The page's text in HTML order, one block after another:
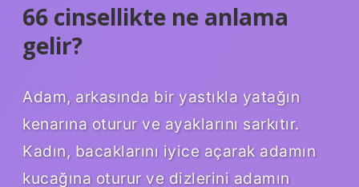
66 cinsellikte ne anlama
gelir?
Adam, arkasında bir yastıkla yatağın
kenarına oturur ve ayaklarını sarkıtır.
Kadın, bacaklarını iyice açarak adamın
kucağına oturur ve dizlerini adamın